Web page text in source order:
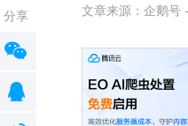
文章来源： 企鹅号
分享